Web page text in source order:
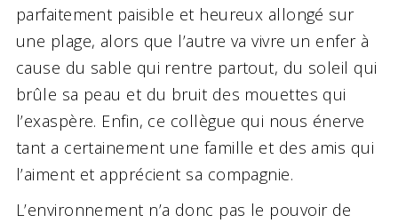
parfaitement paisible et heureux allongé sur
une plage, alors que l’autre va vivre un enfer à
cause du sable qui rentre partout, du soleil qui
brûle sa peau et du bruit des mouettes qui
l’exaspère. Enfin, ce collègue qui nous énerve
tant a certainement une famille et des amis qui
l’aiment et apprécient sa compagnie.
L’environnement n’a donc pas le pouvoir de